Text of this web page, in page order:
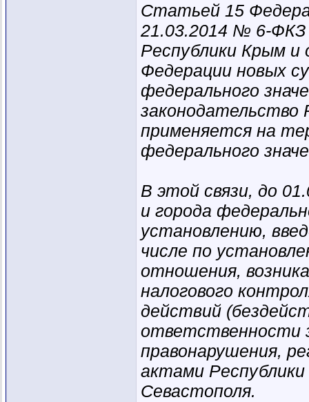
Статьей 15
21.03.2014 № 6-ФКЗ
Республики Крым и
Федерации новых
федерального
законодательство
применяется на
федерального
В этой связи, до
и города
установлению,
числе по
отношения,
налогового
действий
ответственности
правонарушения,
актами
Севастополя.